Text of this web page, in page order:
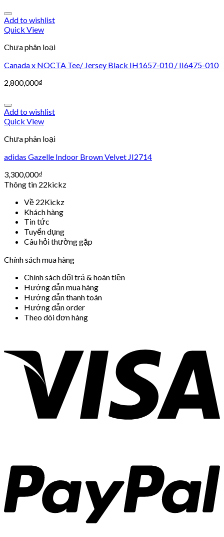
Add to wishlist
Quick View
Chưa phân loại
Canada x NOCTA Tee/ Jersey Black IH1657-010 / II6475-010
2,800,000₫
Add to wishlist
Quick View
Chưa phân loại
adidas Gazelle Indoor Brown Velvet JI2714
3,300,000₫
Thông tin 22kickz
Về 22Kickz
Khách hàng
Tin tức
Tuyển dụng
Câu hỏi thường gặp
Chính sách mua hàng
Chính sách đổi trả & hoàn tiền
Hướng dẫn mua hàng
Hướng dẫn thanh toán
Hướng dẫn order
Theo dõi đơn hàng